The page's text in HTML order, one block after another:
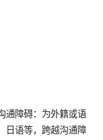
通障碍：为外籍或语
日语等，跨越沟通障